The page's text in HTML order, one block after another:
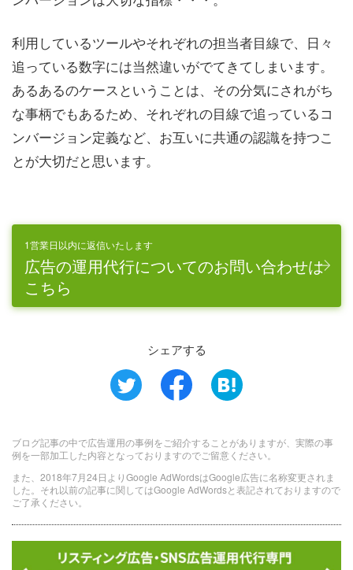
利用しているツールやそれぞれの担当者目線で、日々
追っている数字には当然違いがでてきてしまいます。
あるあるのケースということは、その分気にされがち
な事柄でもあるため、それぞれの目線で追っているコ
ンバージョン定義など、お互いに共通の認識を持つこ
とが大切だと思います。
1営業日以内に返信いたします
広告の運用代行についてのお問い合わせは
こちら
シェアする
ブログ記事の中で広告運用の事例をご紹介することがありますが、実際の事
例を一部加工した内容となっておりますのでご留意ください。
また、2018年7月24日よりGoogle AdWordsはGoogle広告に名称変更されま
した。それ以前の記事に関してはGoogle AdWordsと表記されておりますので
ご了承ください。